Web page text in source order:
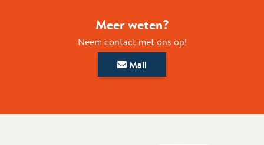
Meer weten?
Neem contact met ons op!
Mail